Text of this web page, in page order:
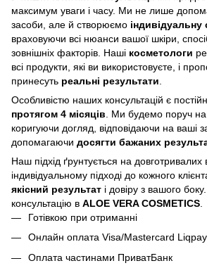
максимум уваги і часу. Ми не лише
засоби, але й створюємо
враховуючи всі нюанси вашої шкіри,
зовнішніх факторів. Наші косметологи
всі продукти, які ви використовуєте, і
принесуть реальні результати
Особливістю наших консультацій є
протягом 4 місяців . Ми будемо поруч на
коригуючи догляд, відповідаючи на ваші
допомагаючи досягти бажаних
Наш підхід ґрунтується на довготривалих
індивідуальному підході до кожного
якісний результат і довіру з вашого боку.
консультацію в ALOE VERA COSMETICS
Готівкою при отриманні
Онлайн оплата Visa/Mastercard Liqpay
Оплата частинами ПриватБанк